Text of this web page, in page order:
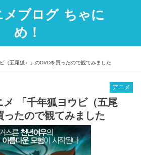
メブログ ちゃに
め！
（五尾狐）」のDVDを買ったので観てみました
アニメ
メ 「千年狐ヨウビ（五尾
ったので観てみました